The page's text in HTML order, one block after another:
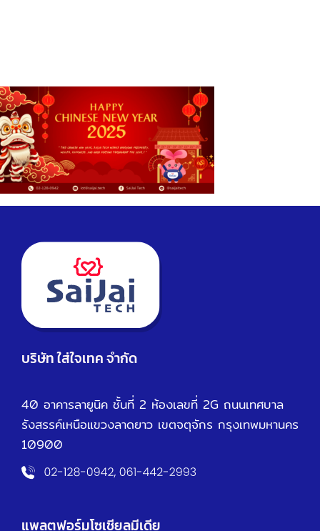
บริษัท ใส่ใจเทค จำกัด
40 อาคารลายูนิค ชั้นที่ 2 ห้องเลขที่ 2G ถนนเทศบาล
รังสรรค์เหนือแขวงลาดยาว เขตจตุจักร กรุงเทพมหานคร
10900
แพลตฟอร์มโซเชียลมีเดีย